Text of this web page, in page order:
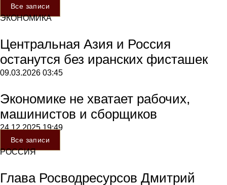
Все записи
ЭКОНОМИКА
Центральная Азия и Россия
останутся без иранских фисташек
09.03.2026 03:45
Экономике не хватает рабочих,
машинистов и сборщиков
24.12.202519:49
Все записи
РОССИЯ
Глава Росводресурсов Дмитрий